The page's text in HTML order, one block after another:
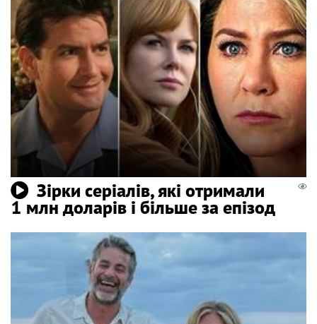
Зірки серіалів, які отримали
1 млн доларів і більше за епізод